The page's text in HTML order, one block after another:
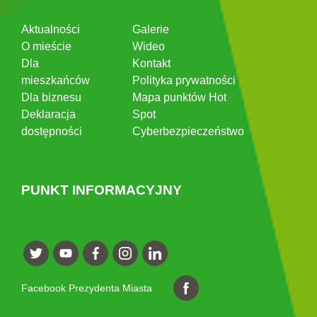
Aktualności
O mieście
Dla
mieszkańców
Dla biznesu
Deklaracja
dostępności
Galerie
Wideo
Kontakt
Polityka prywatności
Mapa punktów Hot
Spot
Cyberbezpieczeństwo
PUNKT INFORMACYJNY
Facebook Prezydenta Miasta